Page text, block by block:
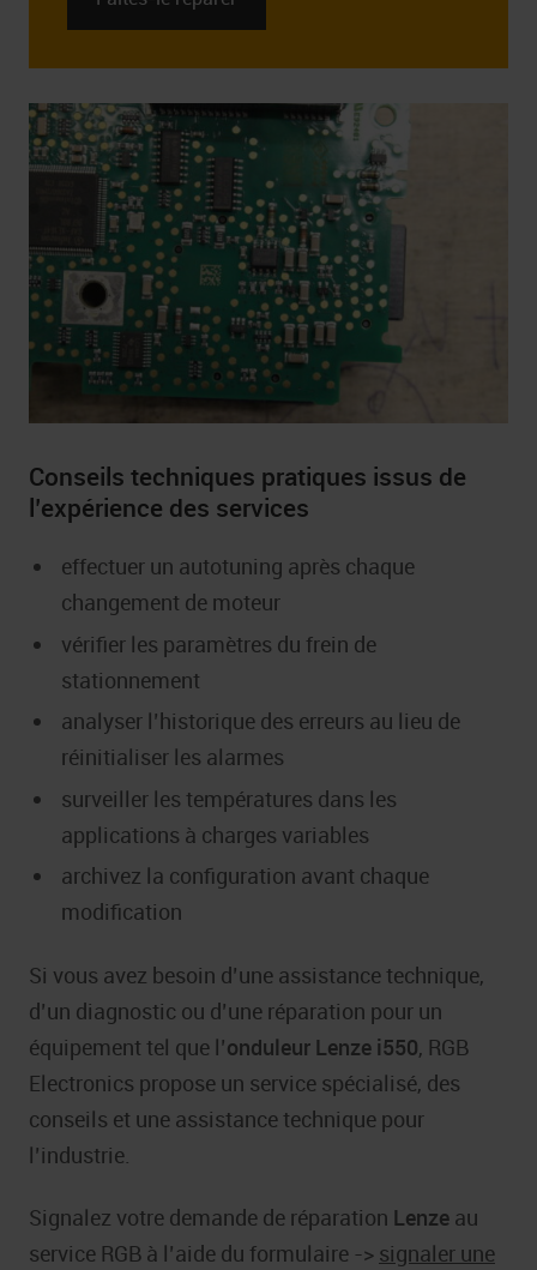
Conseils techniques pratiques issus de
l’expérience des services
effectuer un autotuning après chaque
changement de moteur
vérifier les paramètres du frein de
stationnement
analyser l’historique des erreurs au lieu de
réinitialiser les alarmes
surveiller les températures dans les
applications à charges variables
archivez la configuration avant chaque
modification
Si vous avez besoin d’une assistance technique,
d’un diagnostic ou d’une réparation pour un
équipement tel que l’onduleur Lenze i550, RGB
Electronics propose un service spécialisé, des
conseils et une assistance technique pour
l’industrie.
Signalez votre demande de réparation Lenze au
service RGB à l’aide du formulaire -> signaler une